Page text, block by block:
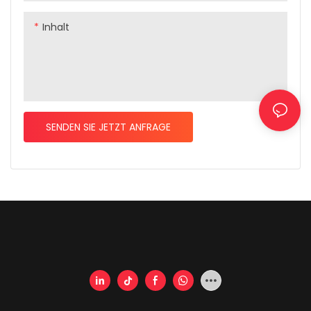
Inhalt
SENDEN SIE JETZT ANFRAGE